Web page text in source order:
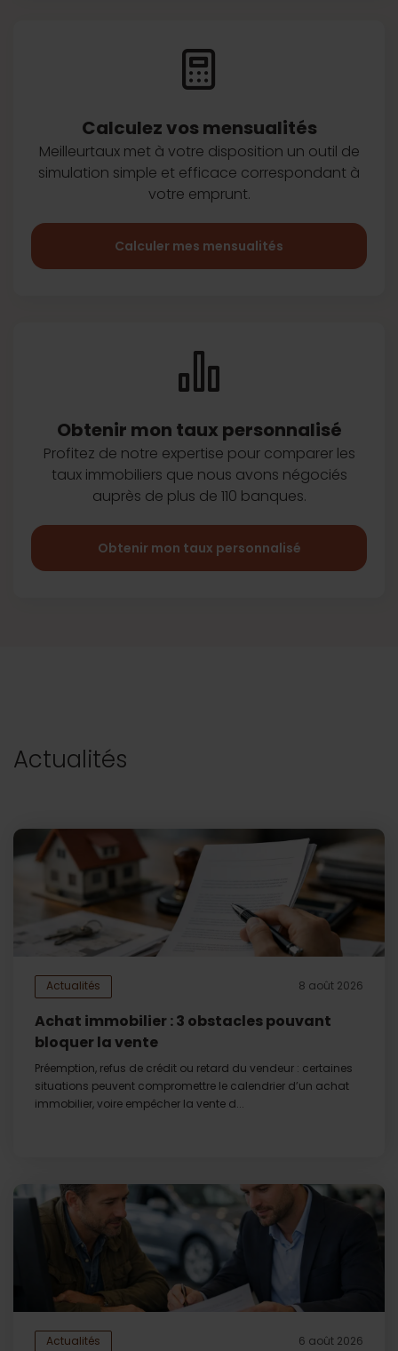
Calculez vos mensualités
Meilleurtaux met à votre disposition un outil de
simulation simple et efficace correspondant à
votre emprunt.
Calculer mes mensualités
Obtenir mon taux personnalisé
Profitez de notre expertise pour comparer les
taux immobiliers que nous avons négociés
auprès de plus de 110 banques.
Obtenir mon taux personnalisé
Actualités
Actualités 8 août 2026
Achat immobilier : 3 obstacles pouvant
bloquer la vente
Préemption, refus de crédit ou retard du vendeur : certaines
situations peuvent compromettre le calendrier d’un achat
immobilier, voire empêcher la vente d...
Actualités 6 août 2026